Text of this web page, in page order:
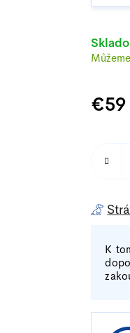
€59
K